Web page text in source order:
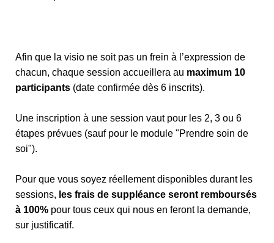
Afin que la visio ne soit pas un frein à l’expression de
chacun, chaque session accueillera au maximum 10
participants (date confirmée dès 6 inscrits).
Une inscription à une session vaut pour les 2, 3 ou 6
étapes prévues (sauf pour le module "Prendre soin de
soi").
Pour que vous soyez réellement disponibles durant les
sessions, les frais de suppléance seront remboursés
à 100% pour tous ceux qui nous en feront la demande,
sur justificatif.